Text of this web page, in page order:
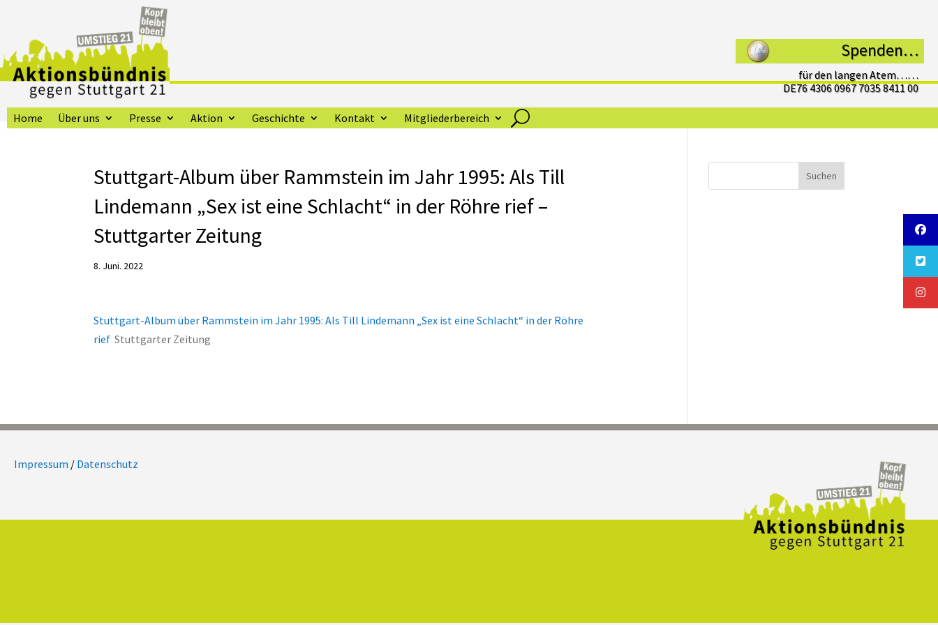
Spenden…
für den langen Atem……
DE76 4306 0967 7035 8411 00
Home Über uns Presse Aktion Geschichte Kontakt Mitgliederbereich
Stuttgart-Album über Rammstein im Jahr 1995: Als Till
Lindemann „Sex ist eine Schlacht“ in der Röhre rief –
Stuttgarter Zeitung
8. Juni. 2022
Stuttgart-Album über Rammstein im Jahr 1995: Als Till Lindemann „Sex ist eine Schlacht“ in der Röhre
rief Stuttgarter Zeitung
Suchen
Impressum / Datenschutz